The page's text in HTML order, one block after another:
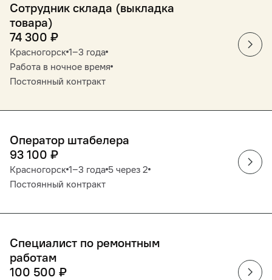
Сотрудник склада (выкладка
товара)
74 300 ₽
Красногорск 1‒3 года
Работа в ночное время
Постоянный контракт
Оператор штабелера
93 100 ₽
Красногорск 1‒3 года 5 через 2
Постоянный контракт
Специалист по ремонтным
работам
100 500 ₽